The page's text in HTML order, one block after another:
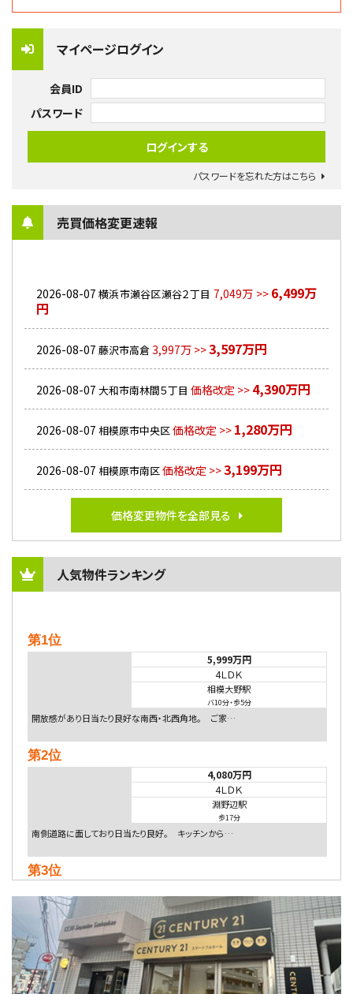
マイページログイン
会員ID
パスワード
パスワードを忘れた方はこちら
売買価格変更速報
2026-08-07 横浜市瀬谷区瀬谷２丁目 7,049万 >> 6,499万
円
2026-08-07 藤沢市高倉3,997万 >>3,597万円
2026-08-07 大和市南林間５丁目 価格改定 >> 4,390万円
2026-08-07 相模原市中央区価格改定 >> 1,280万円
2026-08-07 相模原市南区価格改定 >>3,199万円
価格変更物件を全部見る
人気物件ランキング
第1位
5,999万円
4ＬＤＫ
相模大野駅
バ10分・歩5分
開放感があり日当たり良好な南西・北西角地。 ご家…
第2位
4,080万円
4ＬＤＫ
淵野辺駅
歩17分
南側道路に面しており日当たり良好。 キッチンから…
第3位
4ＬＤＫ
海老名駅
バ18分・歩6分
開放感のある角地区画。車３台並列駐車可能です。 …
第4位